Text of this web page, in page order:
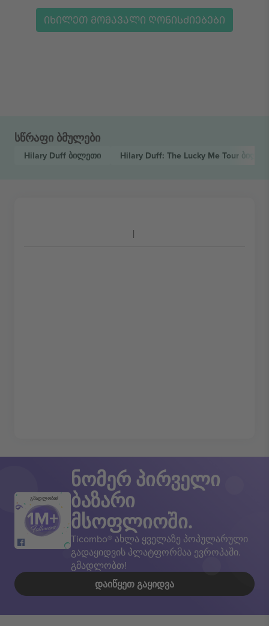
ᲘᲮᲘᲚᲔᲗ ᲛᲝᲛᲐᲕᲐᲚᲘ ᲦᲝᲜᲘᲡᲫᲘᲔᲑᲔᲑᲘ
სწრაფი ბმულები
Hilary Duff ბილეთი Hilary Duff: The Lucky Me Tour
გმადლობთ!
ნომერ პირველი
ბაზარი
მსოფლიოში.
Ticombo® ახლა ყველაზე პოპულარული
გადაყიდვის პლატფორმაა ევროპაში.
გმადლობთ!
ᲓᲐᲘᲬᲧᲔᲗ ᲒᲐᲧᲘᲓᲕᲐ